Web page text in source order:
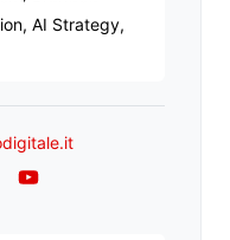
AI Strategy,
YouTube